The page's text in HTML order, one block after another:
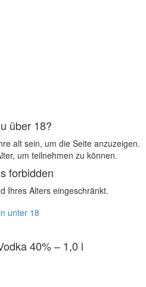
über 18?
alt sein, um die Seite anzuzeigen.
um teilnehmen zu können.
forbidden
Ihres Alters eingeschränkt.
unter 18
40% – 1,0 l